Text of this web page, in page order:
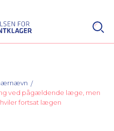
ved pågældende læge, men
fortsat lægen